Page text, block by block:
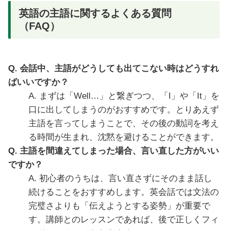
英語の主語に関するよくある質問
（FAQ）
Q. 会話中、主語がどうしても出てこない時はどうすれ
ばいいですか？
A. まずは「Well…」と繋ぎつつ、「I」や「It」を
口に出してしまうのがおすすめです。とりあえず
主語を言ってしまうことで、その後の動詞を考え
る時間が生まれ、沈黙を避けることができます。
Q. 主語を間違えてしまった場合、言い直した方がいい
ですか？
A. 初心者のうちは、言い直さずにそのまま話し
続けることをおすすめします。英会話では文法の
完璧さよりも「伝えようとする姿勢」が重要で
す。講師とのレッスンであれば、後で正しくフィ